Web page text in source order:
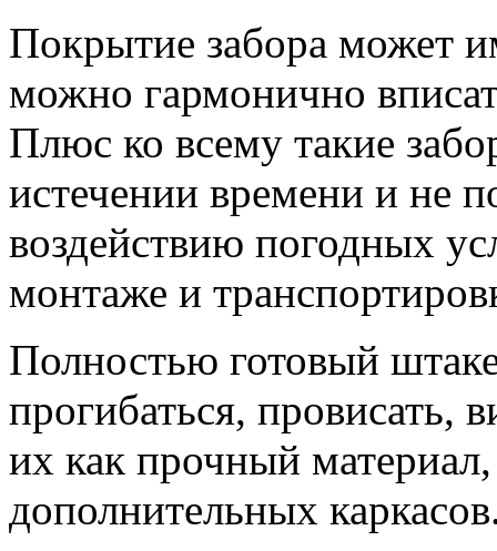
Покрытие забора может
можно гармонично
Плюс ко всему такие
истечении времени и не
воздействию погодных
монтаже и
Полностью готовый
прогибаться, провисать,
их как прочный
дополнительных